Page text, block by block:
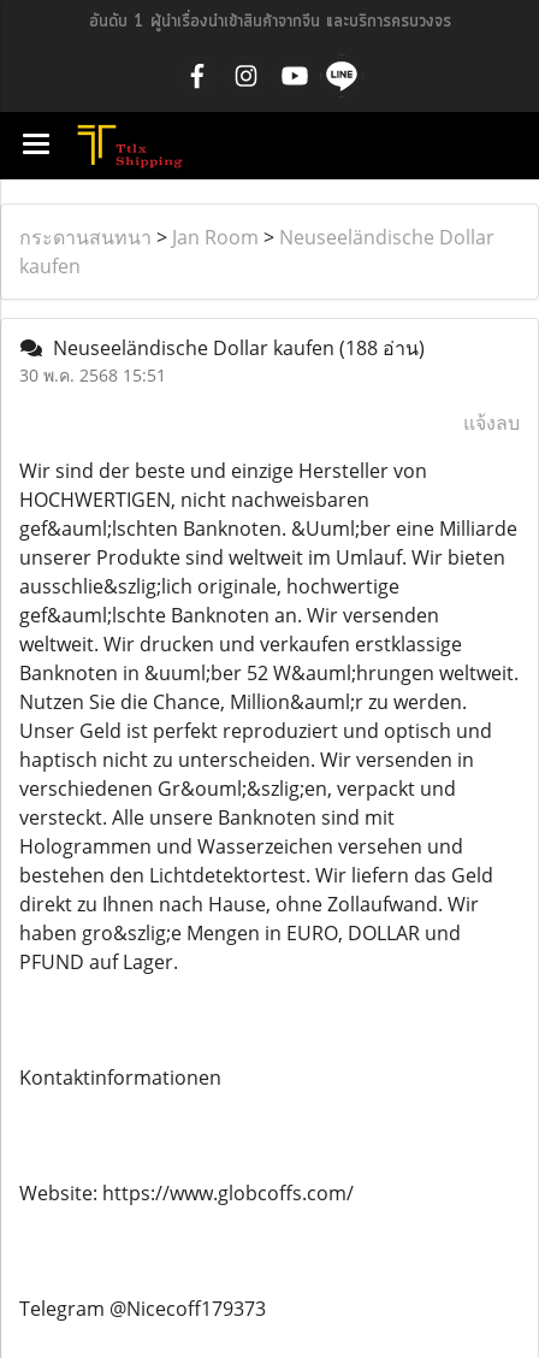
อันดับ 1 ผู้นำเรื่องนำเข้าสินค้าจากจีน และบริการครบวงจร
กระดานสนทนา > Jan Room > Neuseeländische Dollar
kaufen
Neuseeländische Dollar kaufen (188 อ่าน)
30 พ.ค. 2568 15:51
แจ้งลบ
Wir sind der beste und einzige Hersteller von
HOCHWERTIGEN, nicht nachweisbaren
gef&auml;lschten Banknoten. &Uuml;ber eine Milliarde
unserer Produkte sind weltweit im Umlauf. Wir bieten
ausschlie&szlig;lich originale, hochwertige
gef&auml;lschte Banknoten an. Wir versenden
weltweit. Wir drucken und verkaufen erstklassige
Banknoten in &uuml;ber 52 W&auml;hrungen weltweit.
Nutzen Sie die Chance, Million&auml;r zu werden.
Unser Geld ist perfekt reproduziert und optisch und
haptisch nicht zu unterscheiden. Wir versenden in
verschiedenen Gr&ouml;&szlig;en, verpackt und
versteckt. Alle unsere Banknoten sind mit
Hologrammen und Wasserzeichen versehen und
bestehen den Lichtdetektortest. Wir liefern das Geld
direkt zu Ihnen nach Hause, ohne Zollaufwand. Wir
haben gro&szlig;e Mengen in EURO, DOLLAR und
PFUND auf Lager.
Kontaktinformationen
Website: https://www.globcoffs.com/
Telegram @Nicecoff179373